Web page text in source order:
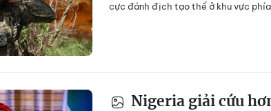
cực đánh địch tạo thế ở khu vực
Nigeria giải cứu